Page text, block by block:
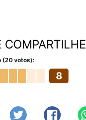
COMPARTILHE
(20 votos):
8